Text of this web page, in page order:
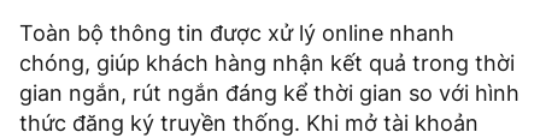
Toàn bộ thông tin được xử lý online nhanh
chóng, giúp khách hàng nhận kết quả trong thời
gian ngắn, rút ngắn đáng kể thời gian so với hình
thức đăng ký truyền thống. Khi mở tài khoản